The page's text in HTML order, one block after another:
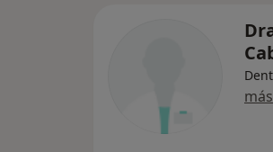
más